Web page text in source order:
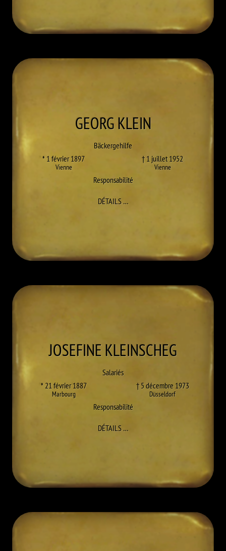
GEORGKLEIN
Bäckergehilfe
* 1 février 1897
Vienne
† 1 juillet 1952
Vienne
Responsabilité
DÉTAILS…À GEORG KLEIN
JOSEFINEKLEINSCHEG
Salariés
* 21 février 1887
Marbourg
† 5 décembre 1973
Düsseldorf
Responsabilité
DÉTAILS…À JOSEFINE KLEINSCHEG